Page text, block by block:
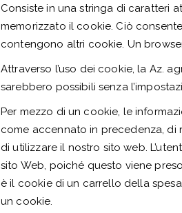
Consiste in una stringa di caratteri
memorizzato il cookie. Ciò
contengono altri cookie. Un
Attraverso l’uso dei cookie, la Az.
sarebbero possibili senza
Per mezzo di un cookie, le
come accennato in precedenza,
di utilizzare il nostro sito web.
sito Web, poiché questo viene
è il cookie di un carrello della
un cookie.